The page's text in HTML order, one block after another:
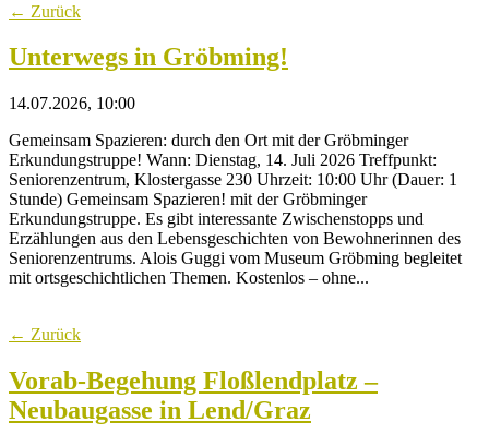
← Zurück
Unterwegs in Gröbming!
14.07.2026, 10:00
Gemeinsam Spazieren: durch den Ort mit der Gröbminger
Erkundungstruppe! Wann: Dienstag, 14. Juli 2026 Treffpunkt:
Seniorenzentrum, Klostergasse 230 Uhrzeit: 10:00 Uhr (Dauer: 1
Stunde) Gemeinsam Spazieren! mit der Gröbminger
Erkundungstruppe. Es gibt interessante Zwischenstopps und
Erzählungen aus den Lebensgeschichten von Bewohnerinnen des
Seniorenzentrums. Alois Guggi vom Museum Gröbming begleitet
mit ortsgeschichtlichen Themen. Kostenlos – ohne...
← Zurück
Vorab-Begehung Floßlendplatz –
Neubaugasse in Lend/Graz